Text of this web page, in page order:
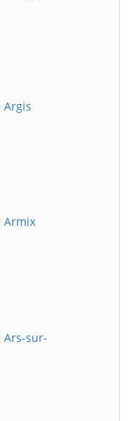
Armix
sur-